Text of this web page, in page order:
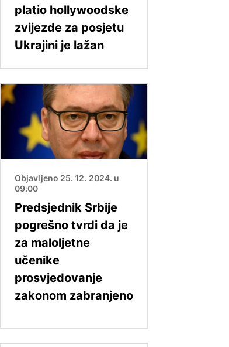
platio hollywoodske
zvijezde za posjetu
Ukrajini je lažan
Slika
Objavljeno 25. 12. 2024. u
09:00
Predsjednik Srbije
pogrešno tvrdi da je
za maloljetne
učenike
prosvjedovanje
zakonom zabranjeno